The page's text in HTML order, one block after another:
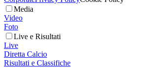
Media
Video
Foto
Live e Risultati
Live
Diretta Calcio
Risultati e Classifiche